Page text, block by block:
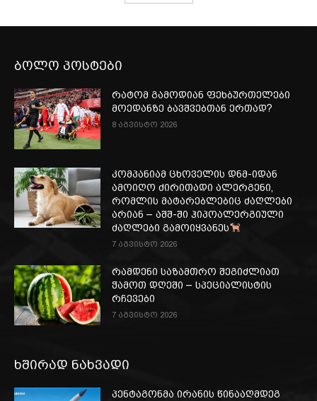
ბოლო პოსტები
რატომ გამოდიან ფეხბურთელები
მოედანზე ბავშვებთან ერთად?
8 აგვისტო 2026
კომპანიამ ცხოველის დნმ-იდან
ამოიღო ძირითადი ალერგენი,
რომლის მატარებლებიც ძაღლები
არიან – აშშ-ში ჰიპოალერგიული
ძაღლები გამოიყვანეს
7 აგვისტო 2026
რამდენი საზამთრო შეგიძლიათ
ჭამოთ დღეში – სპეციალისტის
რჩევები
7 აგვისტო 2026
ხშირად ნახვადი
პენტაგონმა ირანის წინააღმდეგ